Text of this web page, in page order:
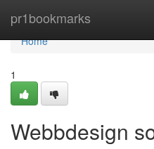
pr1bookmarks
Home
Home
1
Webbdesign